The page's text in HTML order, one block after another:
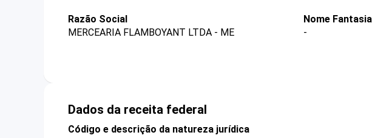
Razão Social
MERCEARIA FLAMBOYANT LTDA - ME
Nome Fantasia
-
Dados da receita federal
Código e descrição da natureza jurídica